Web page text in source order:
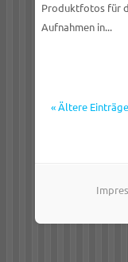
Produktfotos für
Aufnahmen in...
« Ältere Einträge